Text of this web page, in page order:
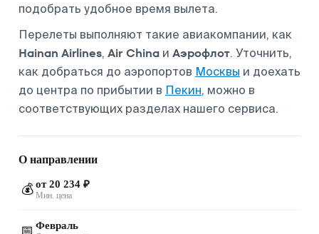
подобрать удобное время вылета.
Перелеты выполняют такие авиакомпании, как
Hainan Airlines, Air China и Аэрофлот. Уточнить,
как добраться до аэропортов Москвы и доехать
до центра по прибытии в Пекин, можно в
соответствующих разделах нашего сервиса.
О направлении
💰 от 20 234 ₽
Мин. цена
📅 Февраль